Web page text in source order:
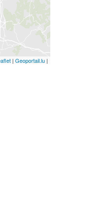
| Geoportail.lu |